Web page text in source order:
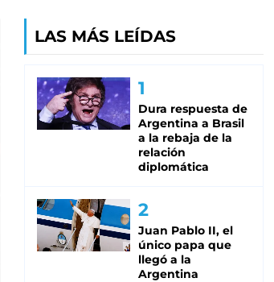
LAS MÁS LEÍDAS
Dura respuesta de
Argentina a Brasil
a la rebaja de la
relación
diplomática
Juan Pablo II, el
único papa que
llegó a la
Argentina